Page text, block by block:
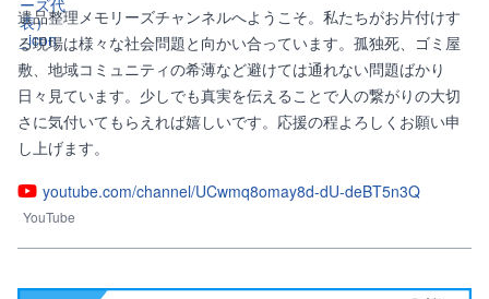
遺品整理メモリーズチャンネルへようこそ。私たちがお片付けす
る現場は様々な社会問題と向かい合っています。孤独死、ゴミ屋
敷、地域コミュニティの希薄など避けては通れない問題ばかり
日々見ています。少しでも真実を伝えることで人の繋がりの大切
さに気付いてもらえれば嬉しいです。応援の程よろしくお願い申
し上げます。
youtube.com/channel/UCwmq8omay8d-dU-deBT5n3Q
YouTube